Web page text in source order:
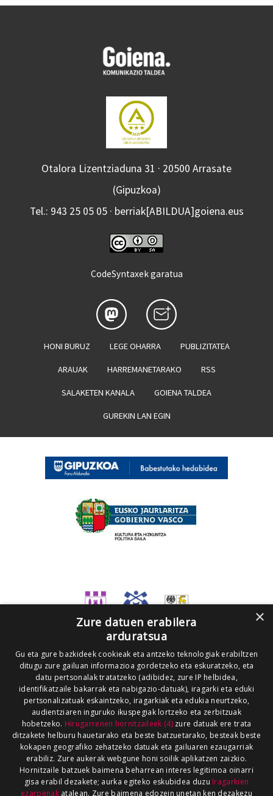
Otalora Lizentziaduna 31 · 20500 Arrasate
(Gipuzkoa)
Tel.: 943 25 05 05 · berriak[ABILDUA]goiena.eus
CodeSyntaxek garatua
HONI BURUZ LEGE OHARRA PUBLIZITATEA
ARAUAK HARREMANETARAKO RSS
SALAKETEN KANALA GOIENA TALDEA
GUREKIN LAN EGIN
×
Zure datuen erabilera
arduratsua
Gu eta gure bazkideek cookieak eta antzeko teknologiak erabiltzen
ditugu zure gailuan informazioa gordetzeko eta eskuratzeko, eta
datu pertsonalak tratatzeko (adibidez, zure IP helbidea,
identifikatzaile bakarrak eta nabigazio-datuak), iragarki eta eduki
pertsonalizatuak eskaintzeko, iragarkiak eta edukia neurtzeko,
audientziaren inguruko ikuspegiak lortzeko eta zerbitzuak
hobetzeko. Hirugarrenen hornitzaileek (4)zure datuak ere trata
ditzakete helburu hauetarako eta beste batzuetarako, besteak beste
kokapen geografiko zehatzeko datuak eta gailuaren ezaugarriak
erabiliz. Zure aukerak webgune honi soilik aplikatzen zaizkio.
Hornitzaile batzuek baimena beharrean interes legitimoa oinarri
gisa erabil dezakete; aurka egiteko eskubidea duzu Iragarkien
ezarpenakatalean. Zure baimena edozein unetan ken dezakezu